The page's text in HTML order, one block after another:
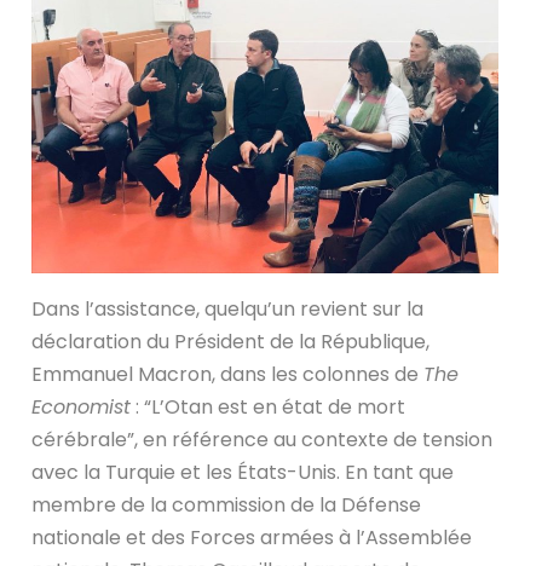
Dans l’assistance, quelqu’un revient sur la
déclaration du Président de la République,
Emmanuel Macron, dans les colonnes de The
Economist : “L’Otan est en état de mort
cérébrale”, en référence au contexte de tension
avec la Turquie et les États-Unis. En tant que
membre de la commission de la Défense
nationale et des Forces armées à l’Assemblée